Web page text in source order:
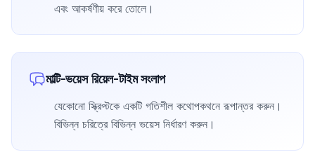
এবং আকর্ষণীয় করে তোলে।
মাল্টি-ভয়েস রিয়েল-টাইম সংলাপ
যেকোনো স্ক্রিপ্টকে একটি গতিশীল কথোপকথনে রূপান্তর করুন।
বিভিন্ন চরিত্রে বিভিন্ন ভয়েস নির্ধারণ করুন।